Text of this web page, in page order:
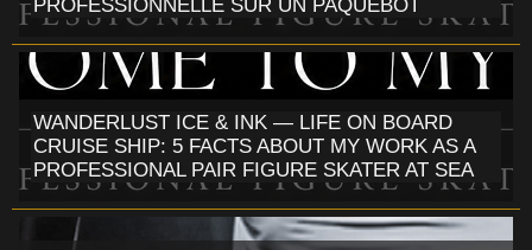
PROFESSIONNELLE SUR UN PAQUEBOT
WANDERLUST ICE & INK — LIFE ON BOARD
CRUISE SHIP: 5 FACTS ABOUT MY WORK AS A
PROFESSIONAL PAIR FIGURE SKATER AT SEA